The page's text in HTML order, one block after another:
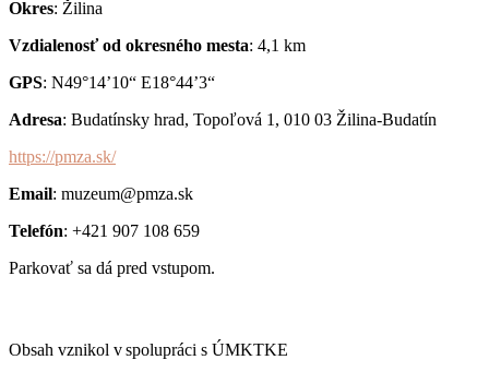
Okres: Žilina
Vzdialenosť od okresného mesta: 4,1 km
GPS: N49°14’10“ E18°44’3“
Adresa: Budatínsky hrad, Topoľová 1, 010 03 Žilina-Budatín
https://pmza.sk/
Email: muzeum@pmza.sk
Telefón: +421 907 108 659
Parkovať sa dá pred vstupom.
Obsah vznikol v spolupráci s ÚMKTKE